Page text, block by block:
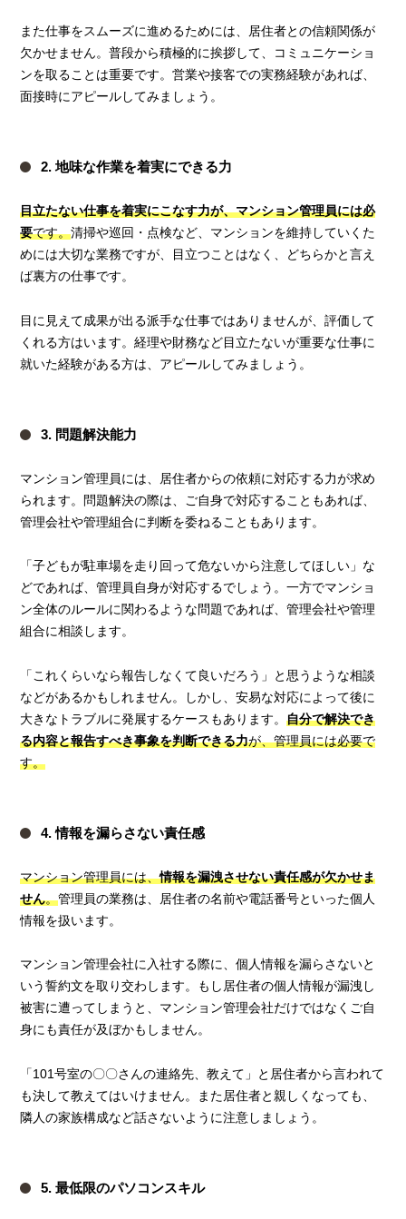
また仕事をスムーズに進めるためには、居住者との信頼関係が
欠かせません。普段から積極的に挨拶して、コミュニケーショ
ンを取ることは重要です。営業や接客での実務経験があれば、
面接時にアピールしてみましょう。
2. 地味な作業を着実にできる力
目立たない仕事を着実にこなす力が、マンション管理員には必
要です。清掃や巡回・点検など、マンションを維持していくた
めには大切な業務ですが、目立つことはなく、どちらかと言え
ば裏方の仕事です。
目に見えて成果が出る派手な仕事ではありませんが、評価して
くれる方はいます。経理や財務など目立たないが重要な仕事に
就いた経験がある方は、アピールしてみましょう。
3. 問題解決能力
マンション管理員には、居住者からの依頼に対応する力が求め
られます。問題解決の際は、ご自身で対応することもあれば、
管理会社や管理組合に判断を委ねることもあります。
「子どもが駐車場を走り回って危ないから注意してほしい」な
どであれば、管理員自身が対応するでしょう。一方でマンショ
ン全体のルールに関わるような問題であれば、管理会社や管理
組合に相談します。
「これくらいなら報告しなくて良いだろう」と思うような相談
などがあるかもしれません。しかし、安易な対応によって後に
大きなトラブルに発展するケースもあります。自分で解決でき
る内容と報告すべき事象を判断できる力が、管理員には必要で
す。
4. 情報を漏らさない責任感
マンション管理員には、情報を漏洩させない責任感が欠かせま
せん。管理員の業務は、居住者の名前や電話番号といった個人
情報を扱います。
マンション管理会社に入社する際に、個人情報を漏らさないと
いう誓約文を取り交わします。もし居住者の個人情報が漏洩し
被害に遭ってしまうと、マンション管理会社だけではなくご自
身にも責任が及ぼかもしません。
「101号室の〇〇さんの連絡先、教えて」と居住者から言われて
も決して教えてはいけません。また居住者と親しくなっても、
隣人の家族構成など話さないように注意しましょう。
5. 最低限のパソコンスキル